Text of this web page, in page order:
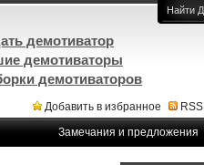
Добавить в избранное RSS
Замечания и предложения
демотиватор
демотиваторы
демотиваторов